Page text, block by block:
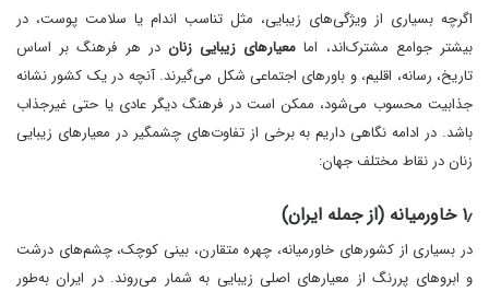
اگرچه بسیاری از ویژگی‌های زیبایی، مثل تناسب اندام یا سلامت پوست، در
بیشتر جوامع مشترک‌اند، اما معیارهای زیبایی زنان در هر فرهنگ بر اساس
تاریخ، رسانه، اقلیم، و باورهای اجتماعی شکل می‌گیرند. آنچه در یک کشور نشانه
جذابیت محسوب می‌شود، ممکن است در فرهنگ دیگر عادی یا حتی غیرجذاب
باشد. در ادامه نگاهی داریم به برخی از تفاوت‌های چشمگیر در معیارهای زیبایی
زنان در نقاط مختلف جهان:
۱٫ خاورمیانه (از جمله ایران)
در بسیاری از کشورهای خاورمیانه، چهره متقارن، بینی کوچک، چشم‌های درشت
و ابروهای پررنگ از معیارهای اصلی زیبایی به شمار می‌روند. در ایران به‌طور